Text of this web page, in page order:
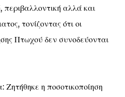
περιβαλλοντική αλλά και
τονίζοντας ότι οι
Πτωχού δεν συνοδεύονται
Ζητήθηκε η ποσοτικοποίηση